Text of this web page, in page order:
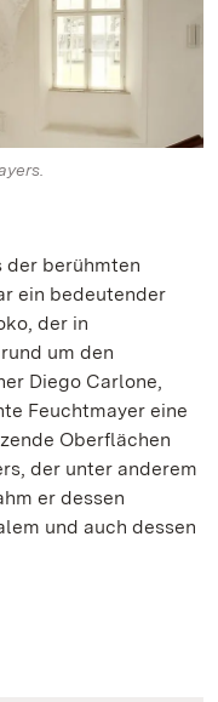
der berühmten
ein bedeutender
der in
um den
Diego Carlone,
Feuchtmayer eine
Oberflächen
der unter anderem
er dessen
und auch dessen